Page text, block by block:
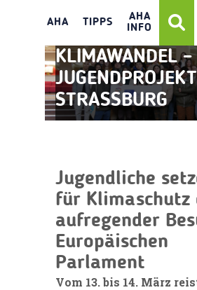
AHA TIPPS
AHA
INFO
KLIMAWANDEL –
STRASSBURG
Jugendliche
für Klimaschutz
aufregender
Europäischen
Parlament
Vom 13. bis 14. März